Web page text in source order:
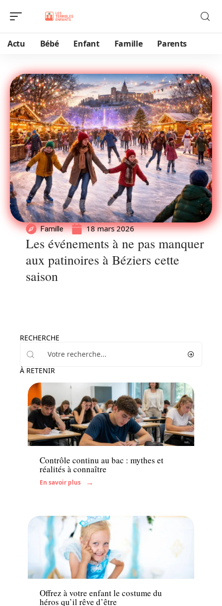
Actu Bébé Enfant Famille Parents
Famille 18 mars 2026
Les événements à ne pas manquer
aux patinoires à Béziers cette
saison
RECHERCHE
À RETENIR
Actu
Contrôle continu au bac : mythes et
réalités à connaître
En savoir plus
Famille
Offrez à votre enfant le costume du
héros qu’il rêve d’être